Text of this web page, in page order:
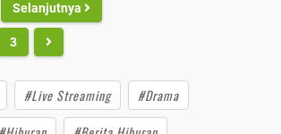
Selanjutnya
3
#Live Streaming
#Drama